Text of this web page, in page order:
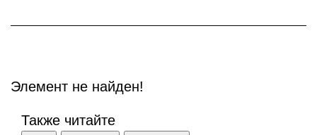
Элемент не найден!
Также читайте